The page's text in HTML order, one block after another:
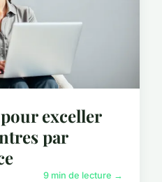
exceller
par
9 min de lecture →